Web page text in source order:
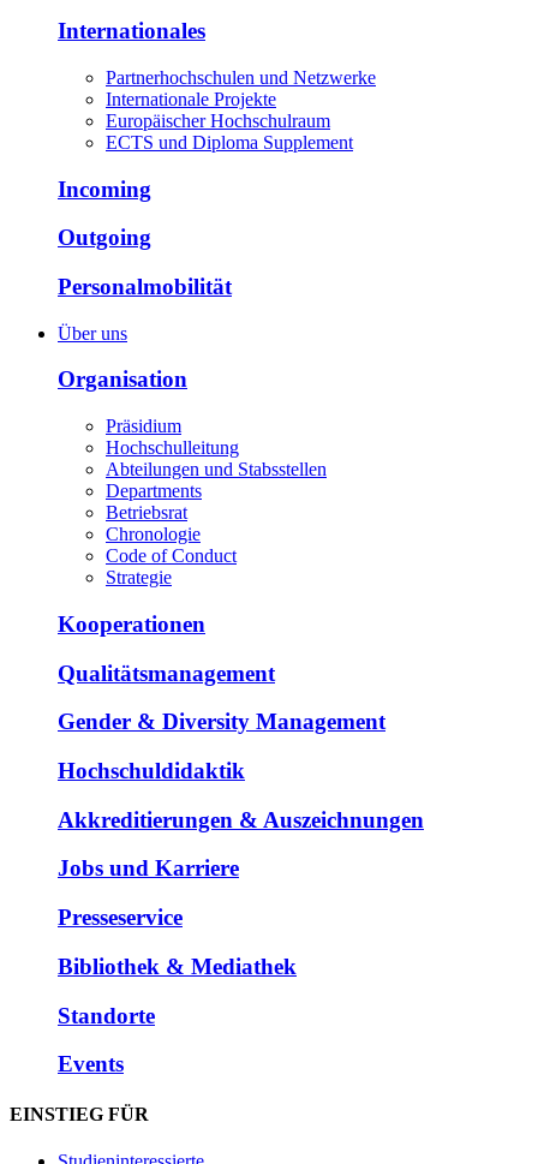
Internationales
Partnerhochschulen und Netzwerke
Internationale Projekte
Europäischer Hochschulraum
ECTS und Diploma Supplement
Incoming
Outgoing
Personalmobilität
Über uns
Organisation
Präsidium
Hochschulleitung
Abteilungen und Stabsstellen
Departments
Betriebsrat
Chronologie
Code of Conduct
Strategie
Kooperationen
Qualitätsmanagement
Gender & Diversity Management
Hochschuldidaktik
Akkreditierungen & Auszeichnungen
Jobs und Karriere
Presseservice
Bibliothek & Mediathek
Standorte
Events
EINSTIEG FÜR